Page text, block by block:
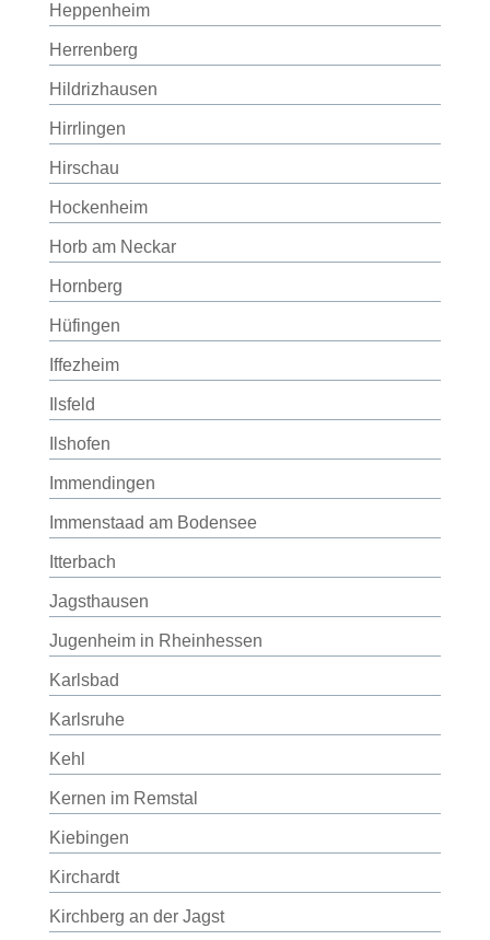
Heppenheim
Herrenberg
Hildrizhausen
Hirrlingen
Hirschau
Hockenheim
Horb am Neckar
Hornberg
Hüfingen
Iffezheim
Ilsfeld
Ilshofen
Immendingen
Immenstaad am Bodensee
Itterbach
Jagsthausen
Jugenheim in Rheinhessen
Karlsbad
Karlsruhe
Kehl
Kernen im Remstal
Kiebingen
Kirchardt
Kirchberg an der Jagst